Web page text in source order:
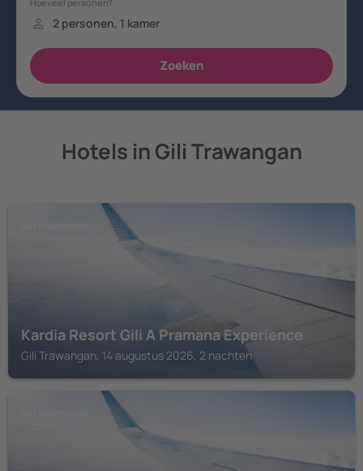
Hotels in Gili Trawangan
Kardia Resort Gili A Pramana Experience
Gili Trawangan, 14 augustus 2026, 2 nachten